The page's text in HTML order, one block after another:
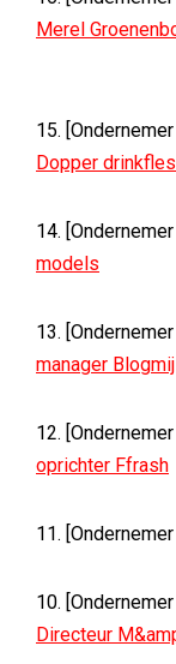
Merel
15.
Dopper
14.
models
13.
manager Blogmij
12.
oprichter Ffrash
11.
10.
Directeur